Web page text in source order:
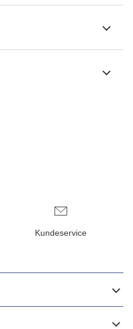
Kundeservice